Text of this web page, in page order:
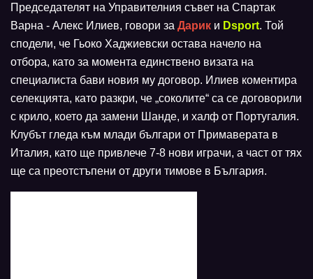
Председателят на Управителния съвет на Спартак
Варна - Алекс Илиев, говори за Дарик и Dsport. Той
сподели, че Гьоко Хаджиевски остава начело на
отбора, като за момента единствено визата на
специалиста бави новия му договор. Илиев коментира
селекцията, като разкри, че „соколите“ са се договорили
с крило, което да замени Шанде, и халф от Португалия.
Клубът гледа към млади българи от Примаверата в
Италия, като ще привлече 7-8 нови играчи, а част от тях
ще са преотстъпени от други тимове в България.